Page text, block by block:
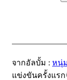
จากอัลบั้ม : หนุ่
แข่งขันครั้งแรก